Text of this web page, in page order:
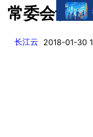
常委会议
长江云 2018-01-30